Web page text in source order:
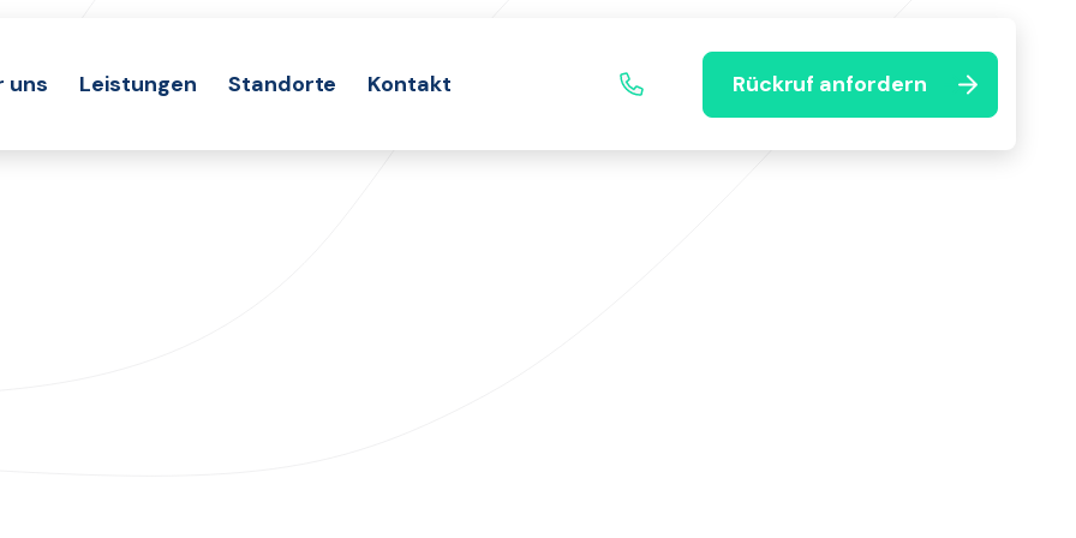
uns Leistungen Standorte Kontakt  Rückruf anfordern